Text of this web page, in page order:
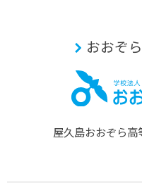
おおぞ
屋久島おおぞら⾼